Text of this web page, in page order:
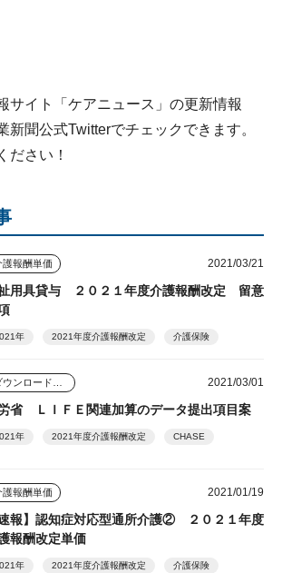
サイト「ケアニュース」の更新情報
新聞公式Twitterでチェックできます。
ださい！
護報酬単価 2021/03/21
用具貸与 ２０２１年度介護報酬改定 留意
年 2021年度介護報酬改定 介護保険
2021/03/01
省 ＬＩＦＥ関連加算のデータ提出項目案
年 2021年度介護報酬改定 CHASE
護報酬単価 2021/01/19
速報】認知症対応型通所介護② ２０２１年度
報酬改定単価
年 2021年度介護報酬改定 介護保険